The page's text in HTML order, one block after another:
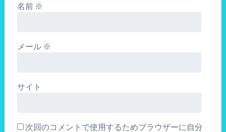
名前 ※
メール ※
サイト
次回のコメントで使用するためブラウザーに自分